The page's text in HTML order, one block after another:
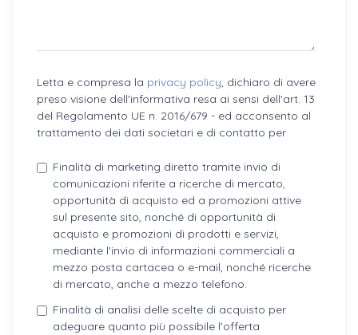
Letta e compresa la privacy policy, dichiaro di avere
preso visione dell'informativa resa ai sensi dell'art. 13
del Regolamento UE n. 2016/679 - ed acconsento al
trattamento dei dati societari e di contatto per
Finalità di marketing diretto tramite invio di
comunicazioni riferite a ricerche di mercato,
opportunità di acquisto ed a promozioni attive
sul presente sito, nonché di opportunità di
acquisto e promozioni di prodotti e servizi,
mediante l'invio di informazioni commerciali a
mezzo posta cartacea o e-mail, nonché ricerche
di mercato, anche a mezzo telefono.
Finalità di analisi delle scelte di acquisto per
adeguare quanto più possibile l'offerta